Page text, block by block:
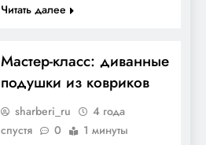
Читать далее
Мастер-класс: диванные
подушки из ковриков
sharberi_ru
4 года
спустя
0 1 минуты